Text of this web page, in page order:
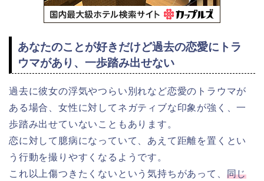
あなたのことが好きだけど過去の恋愛にトラ
ウマがあり、一歩踏み出せない
過去に彼女の浮気やつらい別れなど恋愛のトラウマが
ある場合、女性に対してネガティブな印象が強く、一
歩踏み出せていないこともあります。
恋に対して臆病になっていて、あえて距離を置くとい
う行動を撮りやすくなるようです。
これ以上傷つきたくないという気持ちがあって、 同じ